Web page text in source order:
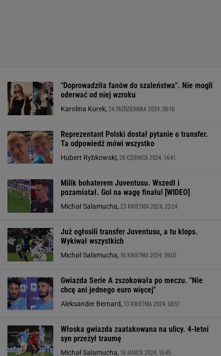
"Doprowadziła fanów do szaleństwa". Nie mogli
oderwać od niej wzroku
Karolina Kurek, 24 PAŹDZIERNIKA 2024, 06:16
Reprezentant Polski dostał pytanie o transfer.
Ta odpowiedź mówi wszystko
Hubert Rybkowski, 28 CZERWCA 2024, 14:41
Milik bohaterem Juventusu. Wszedł i
pozamiatał. Gol na wagę finału! [WIDEO]
Michał Salamucha, 23 KWIETNIA 2024, 23:24
Już ogłosili transfer Juventusu, a tu klops.
Wykiwał wszystkich
Michał Salamucha, 16 KWIETNIA 2024, 09:07
Gwiazda Serie A zszokowała po meczu. "Nie
chcę ani jednego euro więcej"
Aleksander Bernard, 13 KWIETNIA 2024, 08:57
Włoska gwiazda zaatakowana na ulicy. 4-letni
syn przeżył traumę
Michał Salamucha, 16 MARCA 2024, 16:45